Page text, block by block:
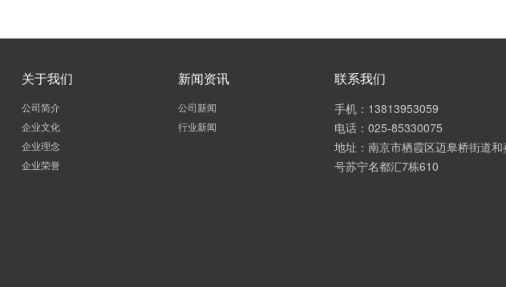
关于我们
公司简介
企业文化
企业理念
企业荣誉
新闻资讯
公司新闻
行业新闻
联系我们
手机：13813953059
电话：025-85330075
地址：南京市栖霞区迈皋桥街道和
号苏宁名都汇7栋610